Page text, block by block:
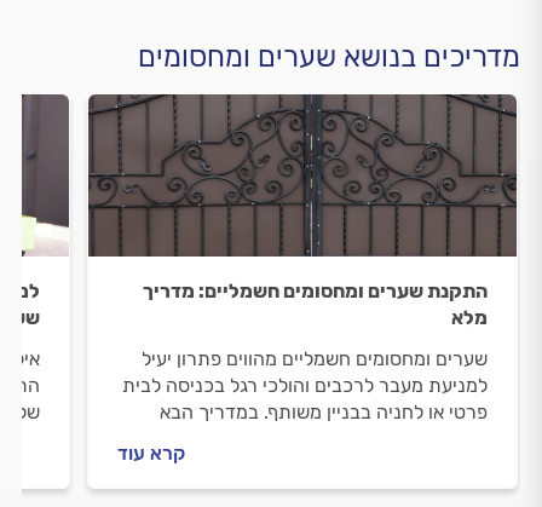
מדריכים בנושא שערים ומחסומים
התקנת שערים ומחסומים חשמליים: מדריך
מלא
שערים ומחסומים חשמליים מהווים פתרון יעיל
למניעת מעבר לרכבים והולכי רגל בכניסה לבית
פרטי או לחניה בבניין משותף. במדריך הבא
קיימים, איך מתנהלים מול מתקין השערים וכמה
עולה התקנת מחסומים ושערים?
קרא עוד
למה